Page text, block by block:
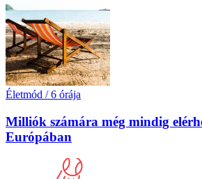
Életmód / 6 órája
Milliók számára még mindig
Európában